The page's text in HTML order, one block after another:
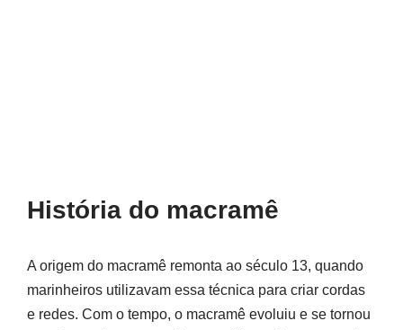
História do macramê
A origem do macramê remonta ao século 13, quando
marinheiros utilizavam essa técnica para criar cordas
e redes. Com o tempo, o macramê evoluiu e se tornou